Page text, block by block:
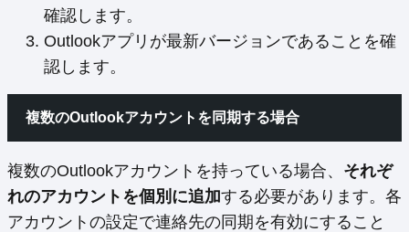
確認します。
Outlookアプリが最新バージョンであることを確
認します。
複数のOutlookアカウントを同期する場合
複数のOutlookアカウントを持っている場合、 それぞ
れのアカウントを個別に追加する必要があります。各
アカウントの設定で連絡先の同期を有効にすること